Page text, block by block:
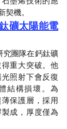
契機。
礦太陽能電
究團隊在鈣鈦礦
重大突破。他
照射下會反復
結構損壞。為
保護層，採用
成，厚度僅為